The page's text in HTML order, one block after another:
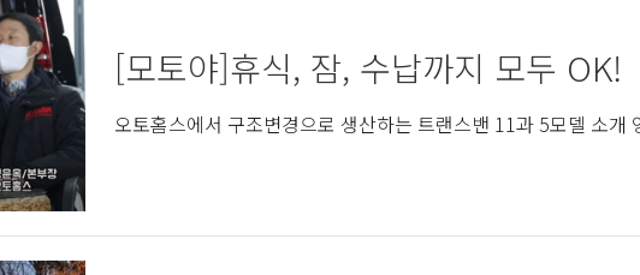
[모토야]휴식, 잠, 수납까지 모두 OK!
오토홈스에서 구조변경으로 생산하는 트랜스밴 11과 5모델 소개